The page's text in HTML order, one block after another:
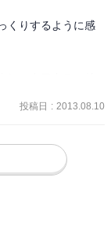
くりするように感
のである。勝てる
敗戦の日。
投稿日 : 2013.08.10